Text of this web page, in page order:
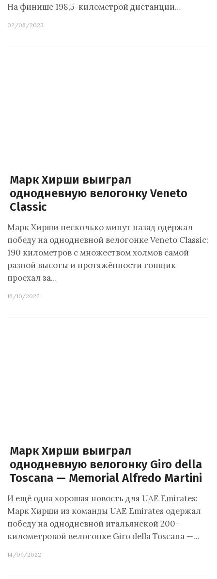
На финише 198,5-километрой дистанции…
02/06/2023
Марк Хирши выиграл
однодневную велогонку Veneto
Classic
Марк Хирши несколько минут назад одержал
победу на однодневной велогонке Veneto Classic:
190 километров с множеством холмов самой
разной высоты и протяжённости гонщик
проехал за…
16/10/2022
Марк Хирши выиграл
однодневную велогонку Giro della
Toscana — Memorial Alfredo Martini
И ещё одна хорошая новость для UAE Emirates:
Марк Хирши из команды UAE Emirates одержал
победу на однодневной итальянской 200-
километровой велогонке Giro della Toscana —…
14/09/2022